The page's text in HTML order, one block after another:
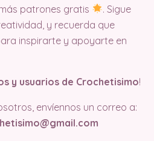
patrones gratis
. Sigue
y recuerda que
inspirarte y apoyarte en
y usuarios de Crochetisimo!
envíennos un correo a: